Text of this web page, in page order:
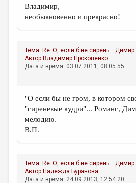
Владимир,
необыкновенно и прекрасно!
Тема: Re: О, если б не сирень... Димир
Автор Владимир Прокопенко
Дата и время: 03.07.2011, 08:05:55
"О если бы не гром, в котором
"сиреневые кудри"... Романс,
мелодию.
В.П.
Тема: Re: О, если б не сирень... Димир
Автор Надежда Буранова
Дата и время: 24.09.2013, 12:54:20